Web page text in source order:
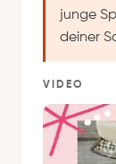
junge
deiner
VIDEO